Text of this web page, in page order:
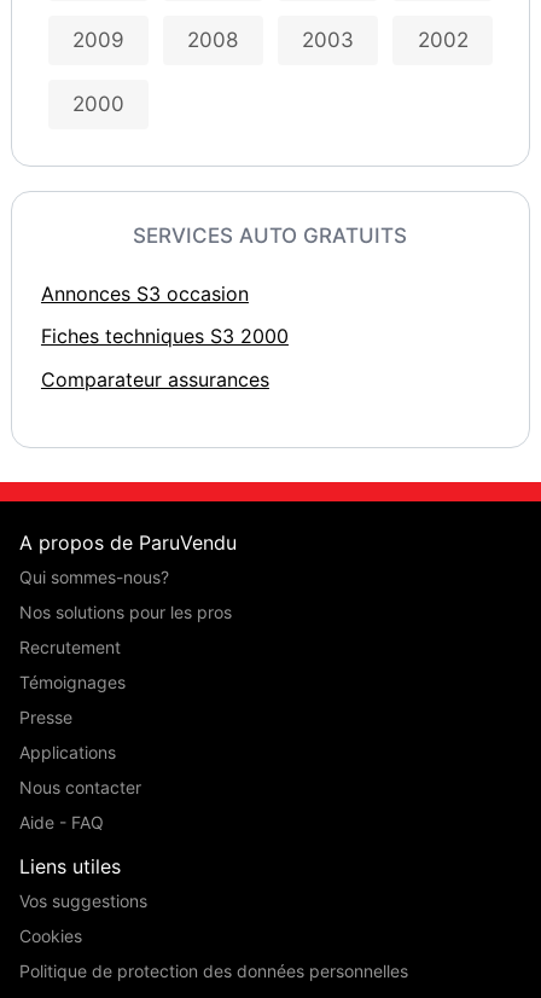
2009 2008 2003 2002
2000
SERVICES AUTO GRATUITS
Annonces S3 occasion
Fiches techniques S3 2000
Comparateur assurances
A propos de ParuVendu
Qui sommes-nous?
Nos solutions pour les pros
Recrutement
Témoignages
Presse
Applications
Nous contacter
Aide - FAQ
Liens utiles
Vos suggestions
Cookies
Politique de protection des données personnelles